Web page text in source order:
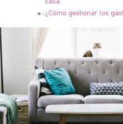
casa
¿Cómo gestionar los